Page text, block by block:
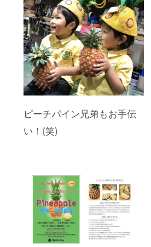
ピーチパイン兄弟もお手伝
い！(笑)